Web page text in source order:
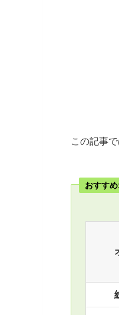
この記事
おすす